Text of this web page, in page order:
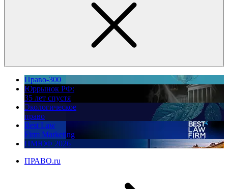
Право-300
Юррынок РФ:
35 лет спустя
Экологическое
право
Best Law
Firm Marketing
ПМЮФ 2026
ПРАВО.ru